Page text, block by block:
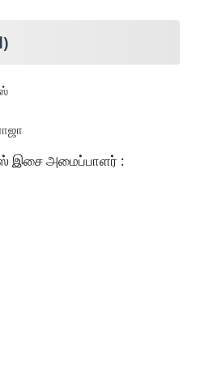
இசை அமைப்பாளர் :